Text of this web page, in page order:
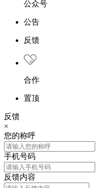
公众号
公告
反馈
合作
置顶
反馈
×
您的称呼
手机号码
反馈内容